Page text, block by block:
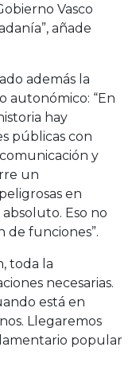
Vasco
añade
además la
autonómico: “En
hay
públicas con
y
un
en
Eso no
de funciones”.
toda la
necesarias.
está en
Llegaremos
popular